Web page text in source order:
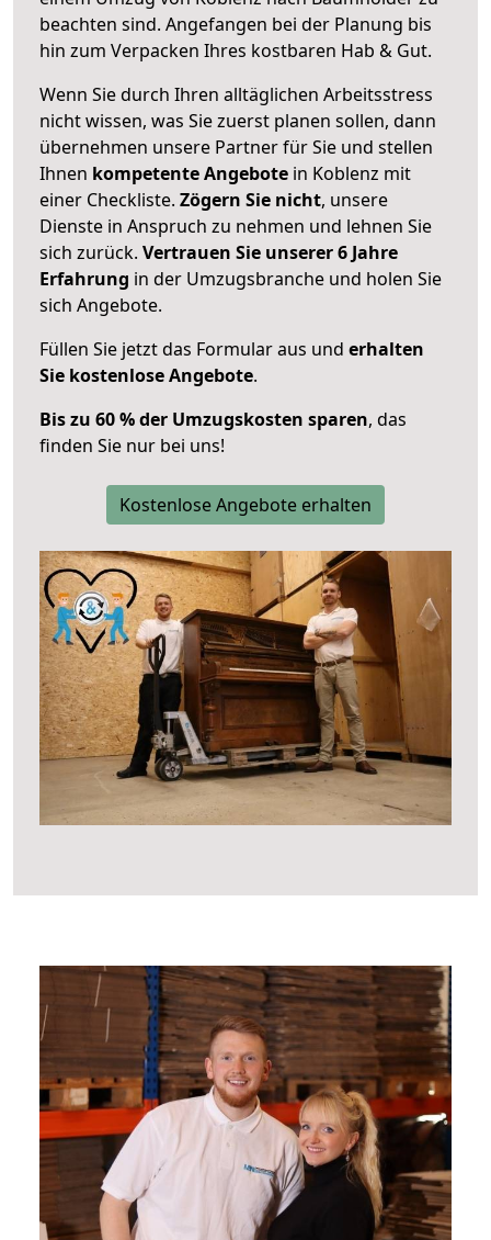
beachten sind. Angefangen bei der Planung bis
hin zum Verpacken Ihres kostbaren Hab & Gut.
Wenn Sie durch Ihren alltäglichen Arbeitsstress
nicht wissen, was Sie zuerst planen sollen, dann
übernehmen unsere Partner für Sie und stellen
Ihnen kompetente Angebote in Koblenz mit
einer Checkliste. Zögern Sie nicht, unsere
Dienste in Anspruch zu nehmen und lehnen Sie
sich zurück. Vertrauen Sie unserer 6 Jahre
Erfahrung in der Umzugsbranche und holen Sie
sich Angebote.
Füllen Sie jetzt das Formular aus und erhalten
Sie kostenlose Angebote.
Bis zu 60 % der Umzugskosten sparen, das
finden Sie nur bei uns!
Kostenlose Angebote erhalten